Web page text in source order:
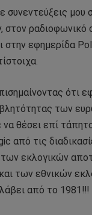
συνεντεύξεις μου
στον ραδιοφωνικό
στην εφημερίδα
ότι
των
θέσει επί
από τις
των εκλογικών
των εθνικών
από το 1981!!!